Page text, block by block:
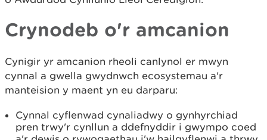
Crynodeb o'r amcanion
Cynigir yr amcanion rheoli canlynol er mwyn
cynnal a gwella gwydnwch ecosystemau a'r
manteision y maent yn eu darparu:
Cynnal cyflenwad cynaliadwy o gynhyrchiad
pren trwy'r cynllun a ddefnyddir i gwympo coed